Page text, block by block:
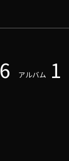
6 アルバム 1